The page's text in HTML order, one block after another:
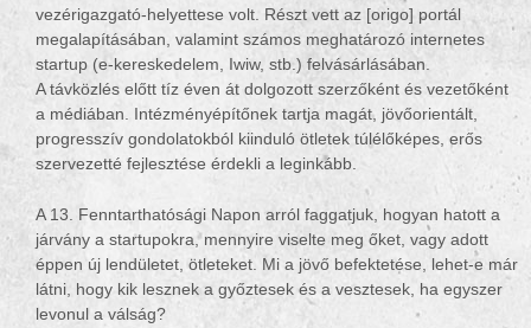
vezérigazgató-helyettese volt. Részt vett az [origo] portál
megalapításában, valamint számos meghatározó internetes
startup (e-kereskedelem, Iwiw, stb.) felvásárlásában.
A távközlés előtt tíz éven át dolgozott szerzőként és vezetőként
a médiában. Intézményépítőnek tartja magát, jövőorientált,
progresszív gondolatokból kiinduló ötletek túlélőképes, erős
szervezetté fejlesztése érdekli a leginkább.
A 13. Fenntarthatósági Napon arról faggatjuk, hogyan hatott a
járvány a startupokra, mennyire viselte meg őket, vagy adott
éppen új lendületet, ötleteket. Mi a jövő befektetése, lehet-e már
látni, hogy kik lesznek a győztesek és a vesztesek, ha egyszer
levonul a válság?